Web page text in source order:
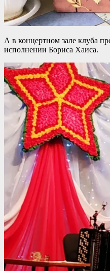
А в концертном зале клуба
исполнении Бориса Хаиса.